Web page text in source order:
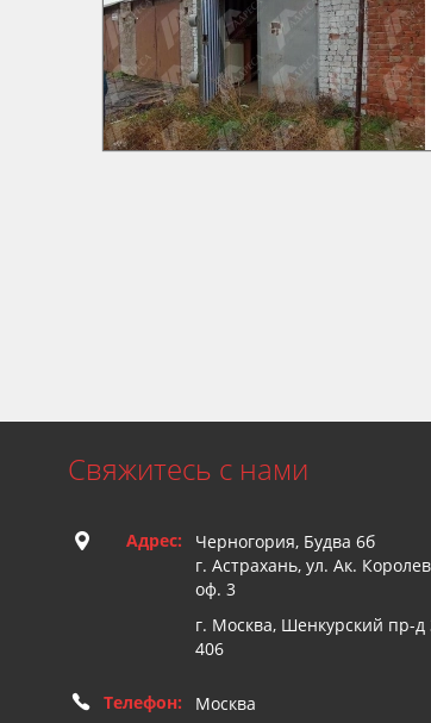
Свяжитесь с нами
Адрес:
Черногория, Будва 6б
г. Астрахань, ул. Ак.
оф. 3
г. Москва, Шенкурский пр-д
406
Телефон:
Москва